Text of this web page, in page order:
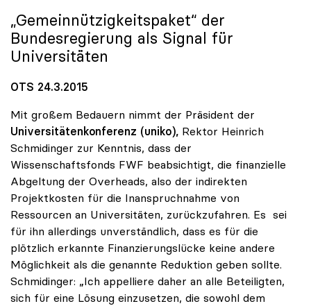
„Gemeinnützigkeitspaket“ der
Bundesregierung als Signal für
Universitäten
OTS 24.3.2015
Mit großem Bedauern nimmt der Präsident der
Universitätenkonferenz (uniko), Rektor Heinrich
Schmidinger zur Kenntnis, dass der
Wissenschaftsfonds FWF beabsichtigt, die finanzielle
Abgeltung der Overheads, also der indirekten
Projektkosten für die Inanspruchnahme von
Ressourcen an Universitäten, zurückzufahren. Es sei
für ihn allerdings unverständlich, dass es für die
plötzlich erkannte Finanzierungslücke keine andere
Möglichkeit als die genannte Reduktion geben sollte.
Schmidinger: „Ich appelliere daher an alle Beteiligten,
sich für eine Lösung einzusetzen, die sowohl dem